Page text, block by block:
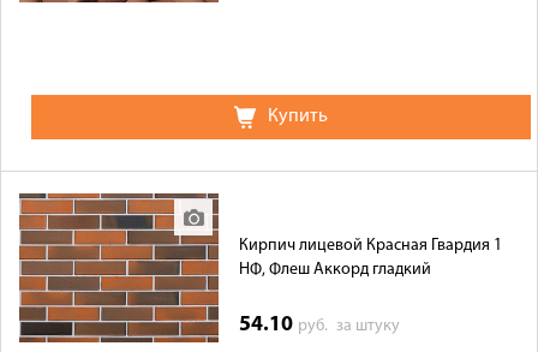
Купить
Кирпич лицевой Красная Гвардия 1
НФ, Флеш Аккорд гладкий
54.10 руб.за штуку